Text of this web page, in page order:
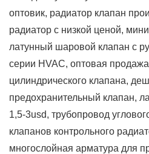
оптовик, радиатор клапан
радиатор с низкой ценой,
латунный шаровой клапан с
серии HVAC, оптовая
цилиндрического клапана,
предохранительный клапан,
1,5-3usd, трубопровод
клапанов контрольного
многослойная арматура для